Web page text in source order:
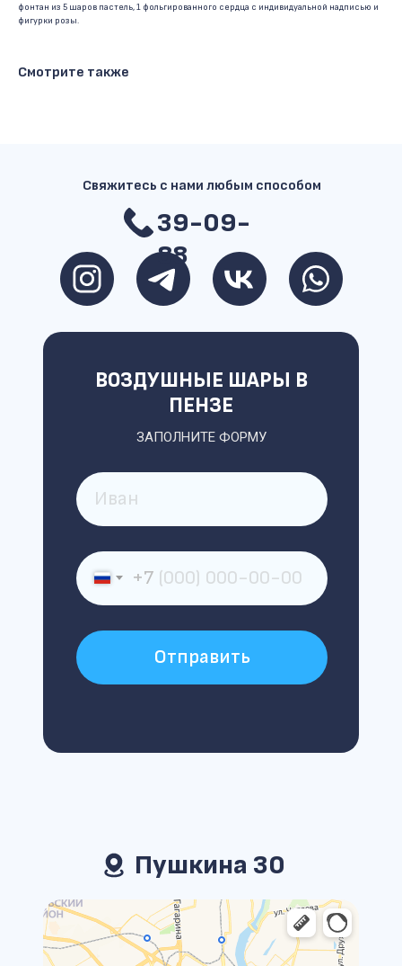
фонтан из 5 шаров пастель, 1 фольгированного сердца с индивидуальной надписью и
фигурки розы.
Смотрите также
39-09-
88
Пушкина 30
ЗАПОЛНИТЕ ФОРМУ
ВОЗДУШНЫЕ ШАРЫ В
ПЕНЗЕ
+7
Отправить
Свяжитесь с нами любым способом